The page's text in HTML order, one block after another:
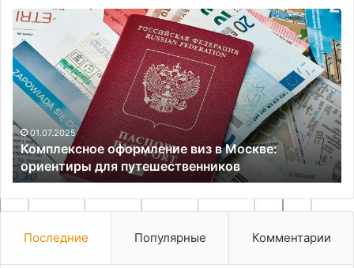
Комплексное
оформление
виз
Москве:
ориентиры
путешественников
01.07.2025
Комплексное оформление виз в Москве:
ориентиры для путешественников
Последние Популярные Комментарии